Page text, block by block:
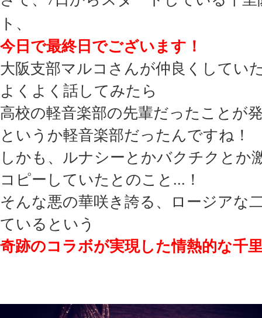
ト、
今日で最終日でございます！
大阪支部マルコさんが仲良くしてい
よくよく話してみたら
高校の軽音楽部の先輩だったことが
というか軽音楽部だったんですね！
しかも、ルナシーとかバクチクとか
コピーしていたとのこと...！
そんな悪の華咲き誇る、ロージアな
ているという
奇跡のコラボが実現した情熱的な千